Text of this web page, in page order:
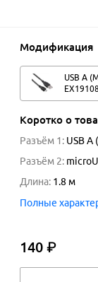
Модификация
USB A
Коротко о
Разъём 1 : USB A
Разъём 2:
Длина: 1.8 м
Полные
140 ₽140 ₽